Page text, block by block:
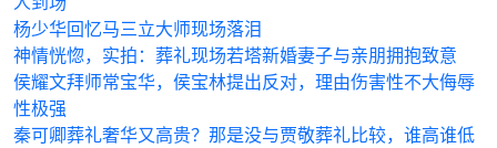
杨少华回忆马三立大师现场落泪
神情恍惚，实拍：葬礼现场若塔新婚妻子与亲朋拥抱致意
侯耀文拜师常宝华，侯宝林提出反对，理由伤害性不大侮辱
性极强
秦可卿葬礼奢华又高贵？那是没与贾敬葬礼比较，谁高谁低